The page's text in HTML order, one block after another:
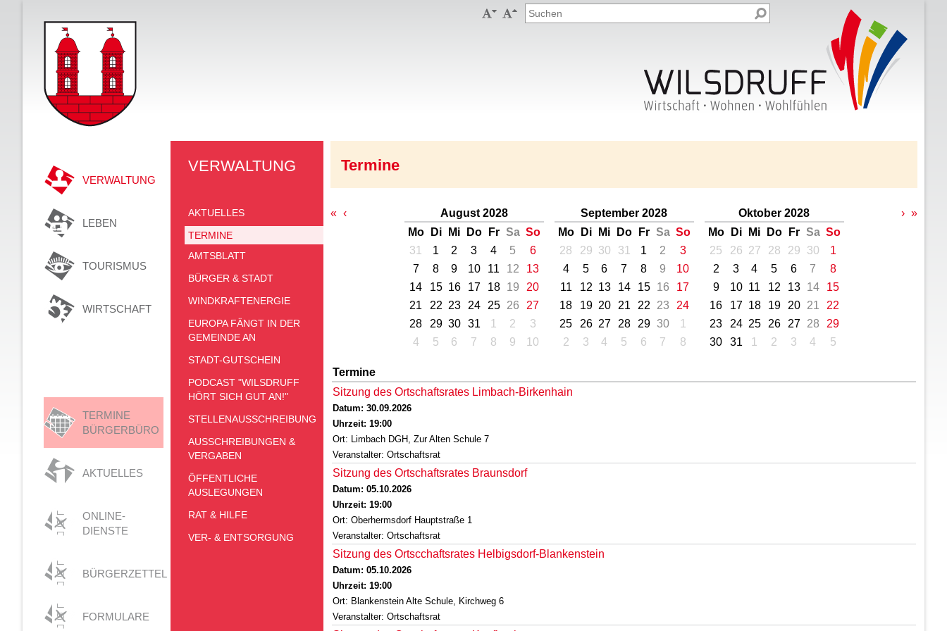
 
VERWALTUNG
LEBEN
TOURISMUS
WIRTSCHAFT
TERMINE
BÜRGERBÜRO
AKTUELLES
ONLINE-
DIENSTE
BÜRGERZETTEL
FORMULARE
VERWALTUNG
AKTUELLES
TERMINE
AMTSBLATT
BÜRGER & STADT
WINDKRAFTENERGIE
EUROPA FÄNGT IN DER
GEMEINDE AN
STADT-GUTSCHEIN
PODCAST "WILSDRUFF
HÖRT SICH GUT AN!"
STELLENAUSSCHREIBUNG
AUSSCHREIBUNGEN &
VERGABEN
ÖFFENTLICHE
AUSLEGUNGEN
RAT & HILFE
VER- & ENTSORGUNG
Termine
« ‹
August 2028
Mo
Di Mi Do Fr Sa So
31
1 2 3 4 5
6
7
8 9 10 11 12
13
14
15 16 17 18 19
20
21
22 23 24 25 26
27
28
29 30 31 1 2
3
4
5 6 7 8 9 10
September 2028
Mo
Di Mi Do Fr Sa So
28
29 30 31 1 2
3
4
5 6 7 8 9
10
11
12 13 14 15 16
17
18
19 20 21 22 23
24
25
26 27 28 29 30
1
2
3 4 5 6 7 8
Oktober 2028
Mo
Di Mi Do Fr Sa So
25
26 27 28 29 30
1
2
3 4 5 6 7
8
9
10 11 12 13 14
15
16
17 18 19 20 21
22
23
24 25 26 27 28
29
30
31 1 2 3 4 5
› »
Termine
Sitzung des Ortschaftsrates Limbach-Birkenhain
Datum: 30.09.2026
Uhrzeit: 19:00
Ort: Limbach DGH, Zur Alten Schule 7
Veranstalter: Ortschaftsrat
Sitzung des Ortschaftsrates Braunsdorf
Datum: 05.10.2026
Uhrzeit: 19:00
Ort: Oberhermsdorf Hauptstraße 1
Veranstalter: Ortschaftsrat
Sitzung des Ortscchaftsrates Helbigsdorf-Blankenstein
Datum: 05.10.2026
Uhrzeit: 19:00
Ort: Blankenstein Alte Schule, Kirchweg 6
Veranstalter: Ortschaftsrat